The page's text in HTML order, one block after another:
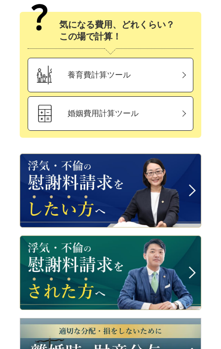
気になる費用、どれくらい？
この場で計算！
養育費計算ツール
婚姻費用計算ツール